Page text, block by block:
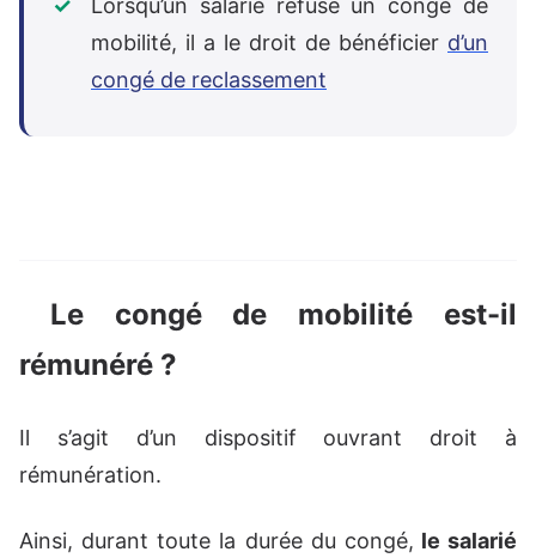
Lorsqu’un salarié refuse un congé de
mobilité, il a le droit de bénéficier d’un
congé de reclassement
Le congé de mobilité est-il
rémunéré ?
Il s’agit d’un dispositif ouvrant droit à
rémunération.
Ainsi, durant toute la durée du congé, le salarié